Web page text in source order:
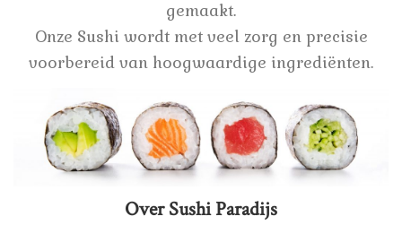
gemaakt.
Onze Sushi wordt met veel zorg en precisie
voorbereid van hoogwaardige ingrediënten.
Over Sushi Paradijs